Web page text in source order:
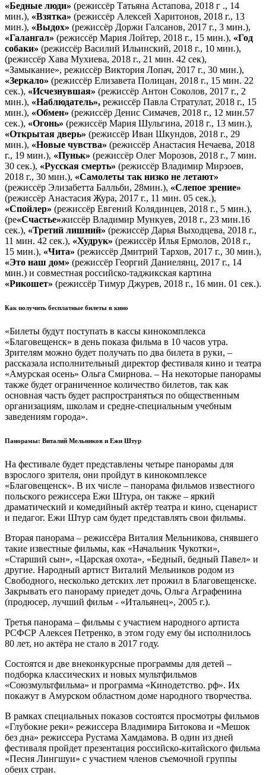
«Бедные люди» (режиссёр Татьяна Астапова, 2018 г ., 14
мин.), «Взятка» (режиссёр Алексей Харитонов, 2018 г., 13
мин.), «Выдох» (режиссёр Доржи Галсанов, 2017 г., 3 мин.),
«Галангал» (режиссёр Мария Лойтер, 2018 г., 15 мин.), «Год
собаки» (режиссёр Василий Ильинский, 2018 г., 10 мин.),
(режиссёр Хава Мухиева, 2018 г., 21 мин. 42 сек),
«Замыкание», режиссёр Виктория Лопач, 2017 г., 30 мин.),
«Зеркало» (режиссёр Елизавета Полицан, 2018 г., 15 мин. 22
сек.), «Исчезнувшая» (режиссёр Антон Соколов, 2017 г., 2
мин.), «Наблюдатель», режиссёр Павла Стратулат, 2018 г., 15
мин.), «Обмен» (режиссёр Денис Симачев, 2018 г., 12 мин.57
сек.), «Огонь» (режиссёр Мария Шульгина, 2018 г., 13 мин.),
«Открытая дверь» (режиссёр Иван Шкундов, 2018 г., 29
мин.), «Новые чувства» (режиссёр Анастасия Нечаева, 2018
г., 19 мин.), «Пуньк» (режиссёр Олег Морозов, 2018 г., 7 мин.
30 сек.), «Русская смерть» (режиссёр Владимир Мирзоев,
2018 г., 30 мин.), «Самолеты так низко не летают»
(режиссёр Элизабетта Балльби, 28мин.), «Слепое зрение»
(режиссёр Анастасия Жура, 2017 г., 11 мин. 05 сек.),
«Спойлер» (режиссёр Евгений Колядинцев, 2018 г., 5 мин.),
(ре«Счастье»жиссёр Владимир Мункуев, 2018 г., 23 мин.16
сек.), «Третий лишний» (режиссёр Дарья Выходцева, 2018 г.,
11 мин. 42 сек.), «Худрук» (режиссёр Илья Ермолов, 2018 г.,
15 мин.), «Чита» (режиссёр Дмитрий Тархов, 2017 г., 30 мин.),
«Это наш дом» (режиссёр Георгий Даниелянц, 2017 г., 14
мин.) и совместная российско-таджикская картина
«Рикошет» (режиссёр Тимур Джурев, 2018 г., 16 мин. 01 сек.).
Как получить бесплатные билеты в кино
«Билеты будут поступать в кассы кинокомплекса
«Благовещенск» в день показа фильма в 10 часов утра.
Зрителям можно будет получать по два билета в руки, –
рассказала исполнительный директор фестиваля кино и театра
«Амурская осень» Ольга Смирнова. – На некоторые панорамы
также будет ограниченное количество билетов, так как
основная часть будет распространяться по общественным
организациям, школам и средне-специальным учебным
заведениям города».
Панорамы: Виталий Мельников и Ежи Штур
На фестивале будет представлены четыре панорамы для
взрослого зрителя, они пройдут в кинокомплексе
«Благовещенск». В их числе – панорама фильмов известного
польского режиссера Ежи Штура, он также – яркий
драматический и комедийный актёр театра и кино, сценарист
и педагог. Ежи Штур сам будет представлять свои фильмы.
Вторая панорама – режиссёра Виталия Мельникова, снявшего
такие известные фильмы, как «Начальник Чукотки»,
«Старший сын», «Царская охота», «Бедный, бедный Павел» и
другие. Народный артист Виталий Мельников родом из
Свободного, несколько детских лет прожил в Благовещенске.
Закрывать его панораму приедет дочь, Ольга Аграфенина
(продюсер, лучший фильм - «Итальянец», 2005 г.).
Третья панорама – фильмы с участием народного артиста
РСФСР Алексея Петренко, в этом году ему бы исполнилось
80 лет, но актёра не стало в 2017 году.
Состоятся и две внеконкурсные программы для детей –
подборка классических и новых мультфильмов
«Союзмультфильма» и программа «Кинодетство. рф». Их
покажут в Амурском областном доме народного творчества.
В рамках специальных показов состоятся просмотры фильмов
«Глубокие реки» режиссера Владимира Битокова и «Мешок
без дна» режиссера Рустама Хамдамова. В один из дней
фестиваля пройдет презентация российско-китайского фильма
«Песня Лингшуи» с участием членов съемочной группы
обеих стран.